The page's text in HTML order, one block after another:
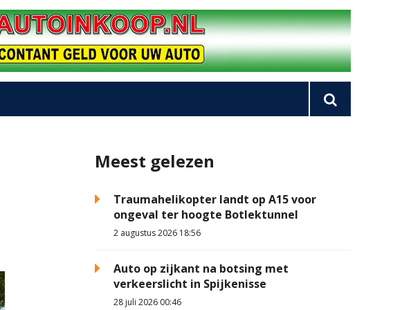
Meest gelezen
Traumahelikopter landt op A15 voor
ongeval ter hoogte Botlektunnel
2 augustus 2026 18:56
Auto op zijkant na botsing met
verkeerslicht in Spijkenisse
28 juli 2026 00:46